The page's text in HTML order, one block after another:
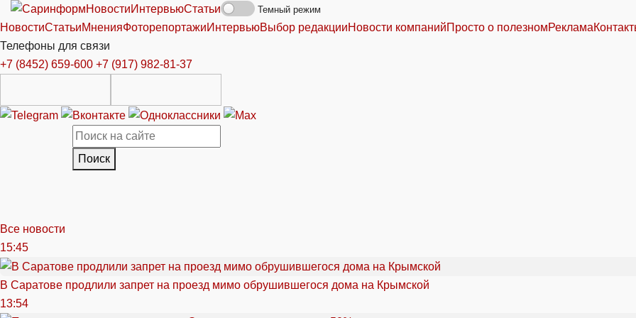
НовостиИнтервьюСтатьи Темный режим
НовостиСтатьиМненияФоторепортажиИнтервьюВыбор редакцииНовости компанийПросто о полезномРеклама
Телефоны для связи
+7 (8452) 659-600 +7 (917) 982-81-37
Поиск
Все новости
15:45
В Саратове продлили запрет на проезд мимо обрушившегося дома на Крымской
13:54